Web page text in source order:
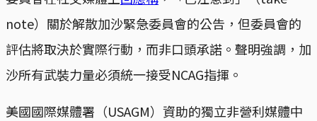
note）關於解散加沙緊急委員會的公告，但委員會的
評估將取決於實際行動，而非口頭承諾。聲明強調，加
沙所有武裝力量必須統一接受NCAG指揮。
美國國際媒體署（USAGM）資助的獨立非營利媒體中